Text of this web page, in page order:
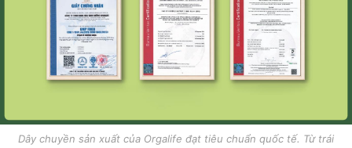
Dây chuyền sản xuất của Orgalife đạt tiêu chuẩn quốc tế. Từ trái